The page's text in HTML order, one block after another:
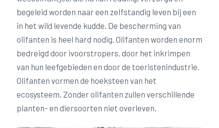
begeleid worden naar een zelfstandig leven bij een
in het wild levende kudde. De bescherming van
olifanten is heel hard nodig. Olifanten worden enorm
bedreigd door ivoorstropers, door het inkrimpen
van hun leefgebieden en door de toeristenindustrie.
Olifanten vormen de hoeksteen van het
ecosysteem. Zonder olifanten zullen verschillende
planten- en diersoorten niet overleven.